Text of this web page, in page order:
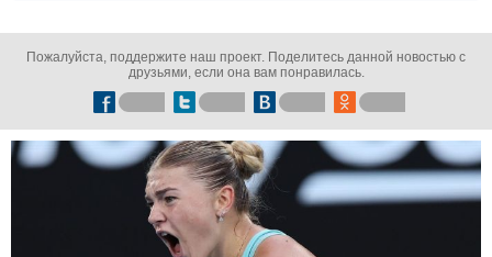
Пожалуйста, поддержите наш проект. Поделитесь данной новостью с
друзьями, если она вам понравилась.